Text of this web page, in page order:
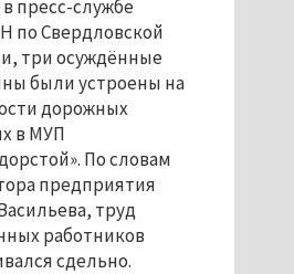
в пресс-службе
по Свердловской
три осуждённые
были устроены на
дорожных
в МУП
По словам
предприятия
труд
работников
сдельно.